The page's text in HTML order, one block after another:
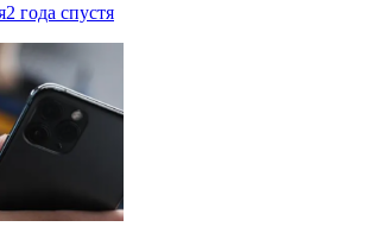
2 года спустя